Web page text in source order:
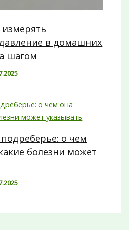
в домашних
шагом
о чем
болезни может